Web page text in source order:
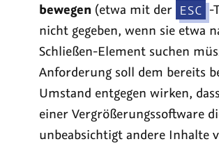
bewegen (etwa mit der ESC -
nicht gegeben, wenn sie etwa
Schließen-Element suchen
Anforderung soll dem bereits
Umstand entgegen wirken,
einer Vergrößerungssoftware
unbeabsichtigt andere Inhalte